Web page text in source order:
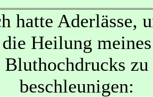
hatte Aderlässe,
die Heilung meines
Bluthochdrucks zu
beschleunigen: